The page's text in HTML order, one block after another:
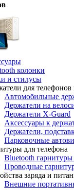
колонки
и стилусы
для
Автомобильные
Держатели на
Держатели X-Guard
Аксессуары к
Держатели,
Парковочные
для телефона
Bluetooth гарнитуры
Проводные
заряда и
Внешние